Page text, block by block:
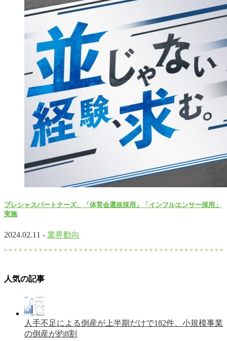
プレシャスパートナーズ、「体育会選抜採用」「インフルエンサー採用」
実施
2024.02.11 - 業界動向
人気の記事
人手不足による倒産が上半期だけで182件、小規模事業
の倒産が約8割